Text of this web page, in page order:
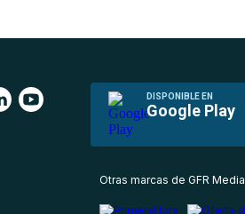
DISPONIBLE EN
Google Play
Otras marcas de GFR Media